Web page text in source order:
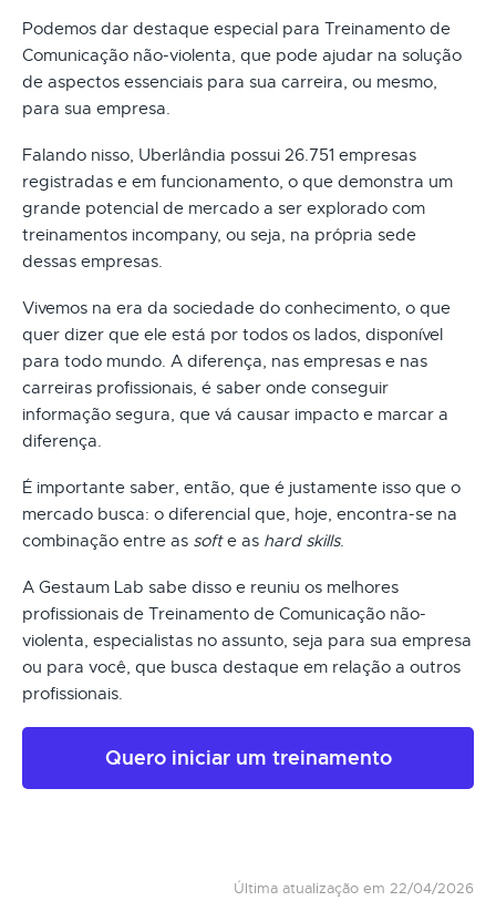
Podemos dar destaque especial para Treinamento de
Comunicação não-violenta, que pode ajudar na solução
de aspectos essenciais para sua carreira, ou mesmo,
para sua empresa.
Falando nisso, Uberlândia possui 26.751 empresas
registradas e em funcionamento, o que demonstra um
grande potencial de mercado a ser explorado com
treinamentos incompany, ou seja, na própria sede
dessas empresas.
Vivemos na era da sociedade do conhecimento, o que
quer dizer que ele está por todos os lados, disponível
para todo mundo. A diferença, nas empresas e nas
carreiras profissionais, é saber onde conseguir
informação segura, que vá causar impacto e marcar a
diferença.
É importante saber, então, que é justamente isso que o
mercado busca: o diferencial que, hoje, encontra-se na
combinação entre as softe as hard skills.
A Gestaum Lab sabe disso e reuniu os melhores
profissionais de Treinamento de Comunicação não-
violenta, especialistas no assunto, seja para sua empresa
ou para você, que busca destaque em relação a outros
profissionais.
Quero iniciar um treinamento
Última atualização em 22/04/2026